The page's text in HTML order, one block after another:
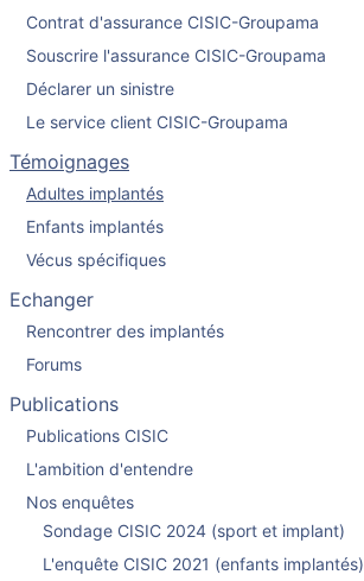
Contrat d'assurance CISIC-Groupama
Souscrire l'assurance CISIC-Groupama
Déclarer un sinistre
Le service client CISIC-Groupama
Témoignages
Adultes implantés
Enfants implantés
Vécus spécifiques
Echanger
Rencontrer des implantés
Forums
Publications
Publications CISIC
L'ambition d'entendre
Nos enquêtes
Sondage CISIC 2024 (sport et implant)
L'enquête CISIC 2021 (enfants implantés)